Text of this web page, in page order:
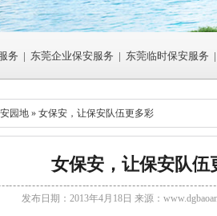
务 | 东莞企业保安服务 | 东莞临时保安服务 |
园地 » 女保安，让保安队伍更多彩
女保安，让保安队伍
发布日期：2013年4月18日 来源：